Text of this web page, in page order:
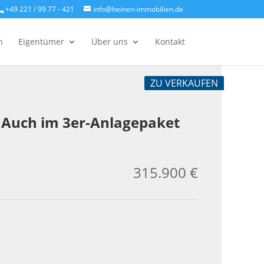
+49 221 / 99 77 - 421 info@heinen-immobilien.de
Eigentümer Über uns Kontakt
ZU VERKAUFEN
im 3er-Anlagepaket
315.900 €